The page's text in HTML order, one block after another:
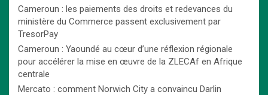
Cameroun : les paiements des droits et redevances du
ministère du Commerce passent exclusivement par
TresorPay
Cameroun : Yaoundé au cœur d’une réflexion régionale
pour accélérer la mise en œuvre de la ZLECAf en Afrique
centrale
Mercato : comment Norwich City a convaincu Darlin